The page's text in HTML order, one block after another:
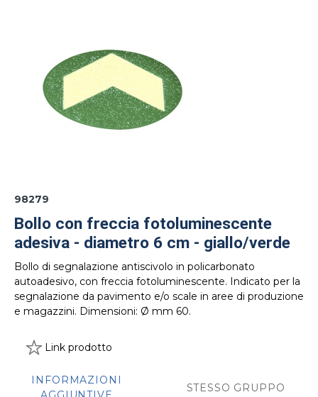
98279
Bollo con freccia fotoluminescente
adesiva - diametro 6 cm - giallo/verde
Bollo di segnalazione antiscivolo in policarbonato
autoadesivo, con freccia fotoluminescente. Indicato per la
segnalazione da pavimento e/o scale in aree di produzione
e magazzini. Dimensioni: Ø mm 60.
Link prodotto
INFORMAZIONI
STESSO GRUPPO